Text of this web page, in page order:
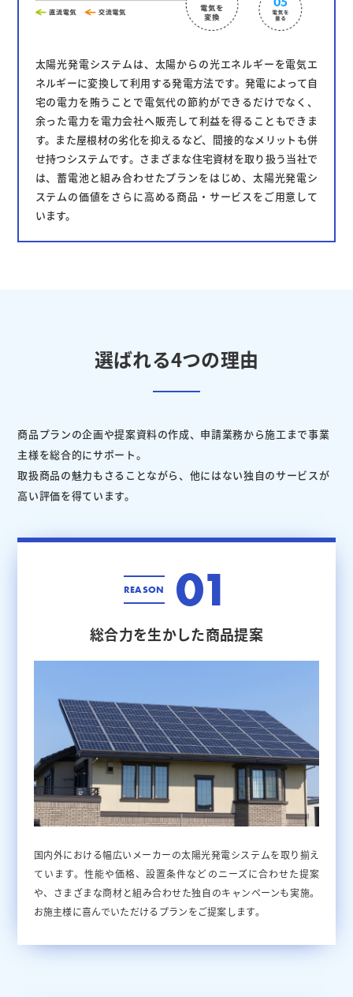
太陽光発電システムは、太陽からの光エネルギーを電気エ
ネルギーに変換して利用する発電方法です。発電によって自
宅の電力を賄うことで電気代の節約ができるだけでなく、
余った電力を電力会社へ販売して利益を得ることもできま
す。また屋根材の劣化を抑えるなど、間接的なメリットも併
せ持つシステムです。さまざまな住宅資材を取り扱う当社で
は、蓄電池と組み合わせたプランをはじめ、太陽光発電シ
ステムの価値をさらに高める商品・サービスをご用意して
います。
選ばれる4つの理由
商品プランの企画や提案資料の作成、申請業務から施工まで事業
主様を総合的にサポート。
取扱商品の魅力もさることながら、他にはない独自のサービスが
高い評価を得ています。
REASON 01
総合力を生かした商品提案
国内外における幅広いメーカーの太陽光発電システムを取り揃え
ています。性能や価格、設置条件などのニーズに合わせた提案
や、さまざまな商材と組み合わせた独自のキャンペーンも実施。
お施主様に喜んでいただけるプランをご提案します。